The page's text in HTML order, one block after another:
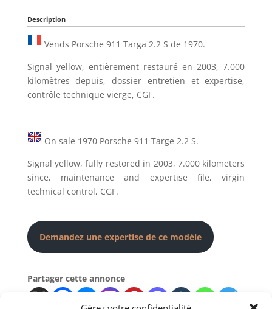
Description
Vends Porsche 911 Targa 2.2 S de 1970.
Signal yellow, entièrement restauré en 2003, 7.000
kilomètres depuis, dossier entretien et expertise,
contrôle technique vierge, CGF.
On sale 1970 Porsche 911 Targe 2.2 S.
Signal yellow, fully restored in 2003, 7.000 kilometers
since, maintenance and expertise file, virgin
technical control, CGF.
Demandez une expertise de ce modèle
Partager cette annonce